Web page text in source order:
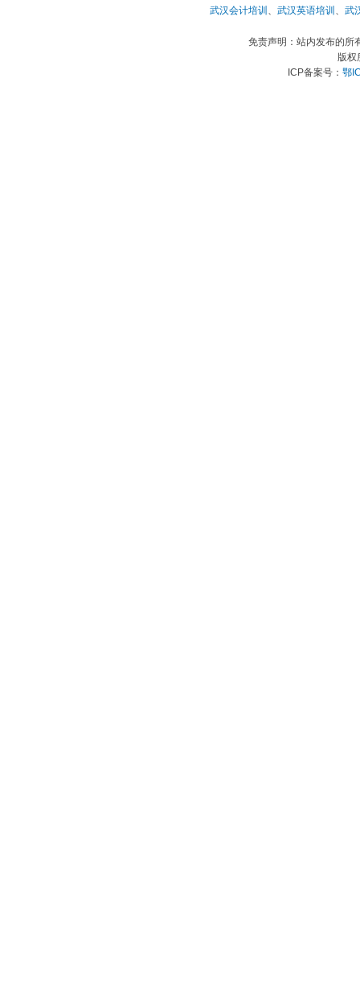
武汉会计培训 、 武汉英语培训 、 武
免责声明：站内发布的所
版
ICP备案号： 鄂